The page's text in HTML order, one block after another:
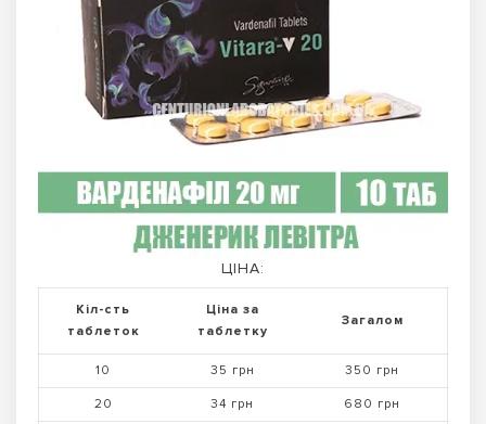
ЦІНА:
Кіл-сть
таблеток
Ціна за
таблетку
Загалом
10 35 грн 350 грн
20 34 грн 680 грн